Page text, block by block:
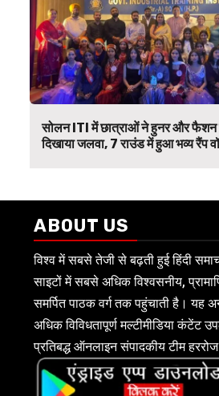
सोलन ITI में छात्राओं ने हुनर और फैशन
दिखाया जलवा, 7 राउंड में हुआ भव्य रैंप
ABOUT US
विश्व में सबसे तेजी से बढ़ती हुई हिंदी
साइटों में सबसे अधिक विश्वसनीय,
समर्पित पाठक वर्ग तक पहुंचाती है। यह
अधिक विविधतापूर्ण मल्टीमीडिया कंटेंट
प्रतिबद्ध ऑनलाइन संपादकीय टीम